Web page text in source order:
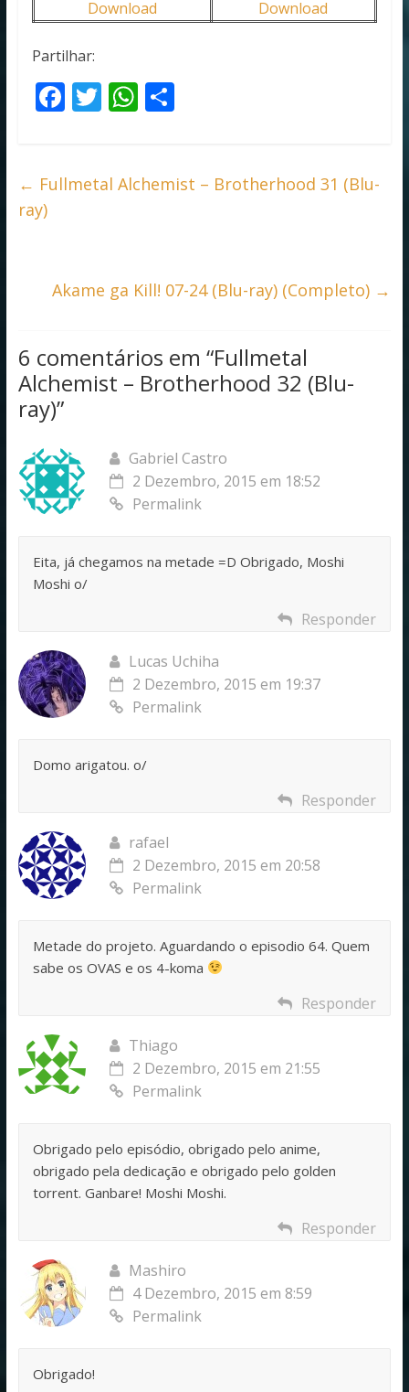
Download
Download
Partilhar:
F
b
T
er
W
s
S
e
← Fullmetal Alchemist – Brotherhood 31 (Blu-
ray)
Akame ga Kill! 07-24 (Blu-ray) (Completo) →
6 comentários em “Fullmetal
Alchemist – Brotherhood 32 (Blu-
ray)”
Gabriel Castro
2 Dezembro, 2015 em 18:52
Permalink
Eita, já chegamos na metade =D Obrigado, Moshi
Moshi o/
Responder
Lucas Uchiha
2 Dezembro, 2015 em 19:37
Permalink
Domo arigatou. o/
Responder
rafael
2 Dezembro, 2015 em 20:58
Permalink
Metade do projeto. Aguardando o episodio 64. Quem
sabe os OVAS e os 4-koma
Responder
Thiago
2 Dezembro, 2015 em 21:55
Permalink
Obrigado pelo episódio, obrigado pelo anime,
obrigado pela dedicação e obrigado pelo golden
torrent. Ganbare! Moshi Moshi.
Responder
Mashiro
4 Dezembro, 2015 em 8:59
Permalink
Obrigado!